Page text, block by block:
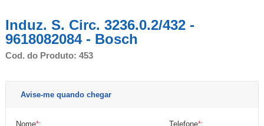
Induz. S. Circ. 3236.0.2/432 -
9618082084 - Bosch
Cod. do Produto: 453
Avise-me quando chegar
Nome*: Telefone*: